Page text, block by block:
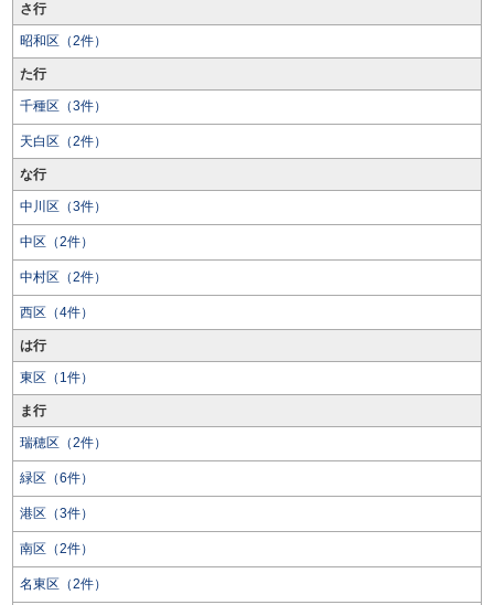
さ行
昭和区（2件）
た行
千種区（3件）
天白区（2件）
な行
中川区（3件）
中区（2件）
中村区（2件）
西区（4件）
は行
東区（1件）
ま行
瑞穂区（2件）
緑区（6件）
港区（3件）
南区（2件）
名東区（2件）